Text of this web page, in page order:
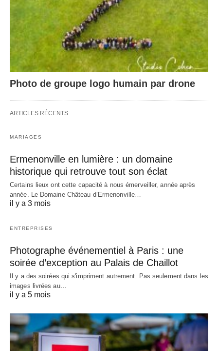
Photo de groupe logo humain par drone
ARTICLES RÉCENTS
MARIAGES
Ermenonville en lumière : un domaine
historique qui retrouve tout son éclat
Certains lieux ont cette capacité à nous émerveiller, année après
année. Le Domaine Château d’Ermenonville…
il y a 3 mois
ENTREPRISES
Photographe événementiel à Paris : une
soirée d’exception au Palais de Chaillot
Il y a des soirées qui s'impriment autrement. Pas seulement dans les
images livrées au…
il y a 5 mois